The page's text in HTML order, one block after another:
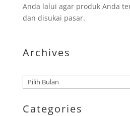
Anda lalui agar produk Anda
dan disukai pasar.
Archives
Arsip
Categories